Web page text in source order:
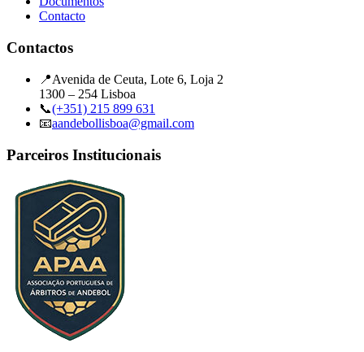
Contacto
Contactos
📍Avenida de Ceuta, Lote 6, Loja 2
1300 – 254 Lisboa
📞(+351) 215 899 631
📧aandebollisboa@gmail.com
Parceiros Institucionais